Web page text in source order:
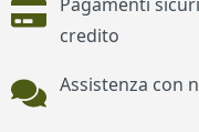
credito
Assistenza con